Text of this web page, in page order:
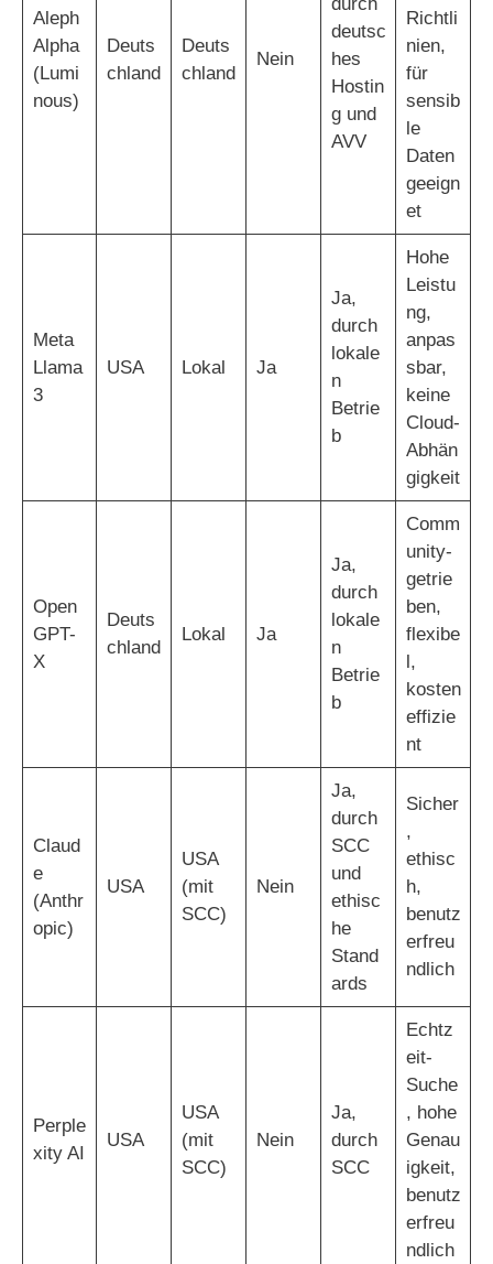
Aleph
Alpha
(Lumi
nous)
Deuts
chland
Deuts
chland
Nein
durch
deutsc
hes
Hostin
g und
AVV
Richtli
nien,
für
sensib
le
Daten
geeign
et
Meta
Llama
3
USA Lokal Ja
Ja,
durch
lokale
n
Betrie
b
Hohe
Leistu
ng,
anpas
sbar,
keine
Cloud-
Abhän
gigkeit
Open
GPT-
X
Deuts
chland
Lokal Ja
Ja,
durch
lokale
n
Betrie
b
Comm
unity-
getrie
ben,
flexibe
l,
kosten
effizie
nt
Claud
e
(Anthr
opic)
USA
USA
(mit
SCC)
Nein
Ja,
durch
SCC
und
ethisc
he
Stand
ards
Sicher
,
ethisc
h,
benutz
erfreu
ndlich
Perple
xity AI
USA
USA
(mit
SCC)
Nein
Ja,
durch
SCC
Echtz
eit-
Suche
, hohe
Genau
igkeit,
benutz
erfreu
ndlich